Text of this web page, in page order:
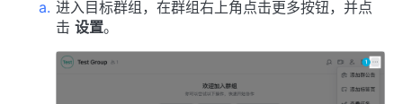
进入目标群组，在群组右上角点击更多按钮，并点
击 设置。